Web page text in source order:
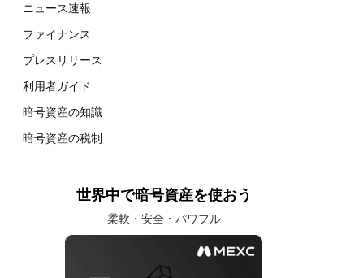
ニュース速報
ファイナンス
プレスリリース
利用者ガイド
暗号資産の知識
暗号資産の税制
世界中で暗号資産を使おう
柔軟・安全・パワフル